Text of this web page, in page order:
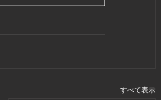
すべて表示